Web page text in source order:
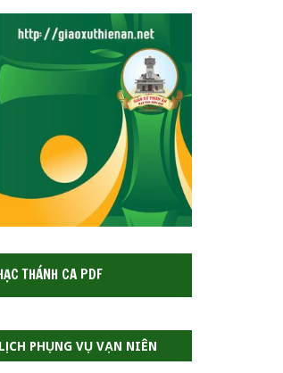
THÁNH CA PDF
LỊCH PHỤNG VỤ VẠN NIÊN